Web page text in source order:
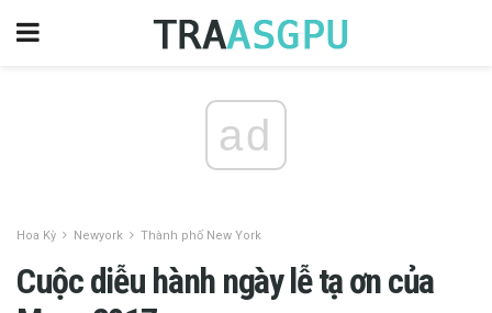
ad
Hoa Kỳ Newyork Thành phố New York
Cuộc diễu hành ngày lễ tạ ơn của